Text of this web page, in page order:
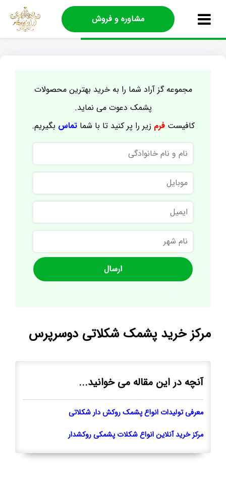
مشاوره و فروش
مجموعه گز آراد شما را به خرید بهترین محصولات
پشمک دعوت می نماید.
کافیستفرم زیر را پر کنید تا با شماتماس بگیریم.
نام
و
نام
خانوادگی
موبایل
ایمیل
نام
شهر
مرکز خرید پشمک شکلاتی دوسرپرس
آنچه در این مقاله می خوانید...
معرفی تولیدات انواع پشمک روکش دار شکلاتی
مرکز خرید آنلاین انواع شکلات پشمکی روکشدار